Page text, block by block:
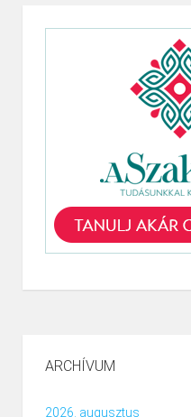
ARCHÍVUM
2026. augusztus